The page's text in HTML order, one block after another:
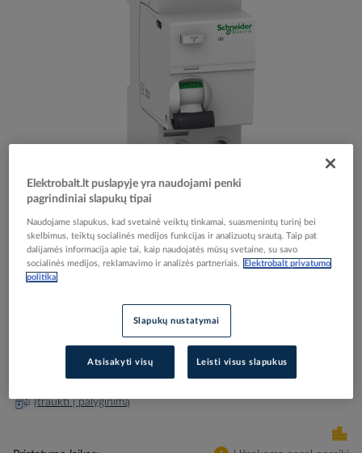
Skip
the
beginning
the
images
Reali prekė gali skirtis nuo pavaizduotos nuotraukoje
Relė srovės nuotėkio RCCB 2P 63A 30mA A-tipas
iID Acti9 - SCHNEIDER ELECTRIC
Prisijunkite, norėdami pamatyti kainas
Įtraukti į palyginimą
Elektrobalt.lt puslapyje yra naudojami penki
pagrindiniai slapukų tipai
Naudojame slapukus, kad svetainė veiktų tinkamai, suasmenintų turinį bei
skelbimus, teiktų socialinės medijos funkcijas ir analizuotų srautą. Taip pat
dalijamės informacija apie tai, kaip naudojatės mūsų svetaine, su savo
socialinės medijos, reklamavimo ir analizės partneriais.
Elektrobalt privatumo
politika
Slapukų nustatymai
Atsisakyti visų Leisti visus slapukus